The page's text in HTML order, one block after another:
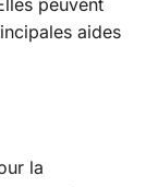
aides
la